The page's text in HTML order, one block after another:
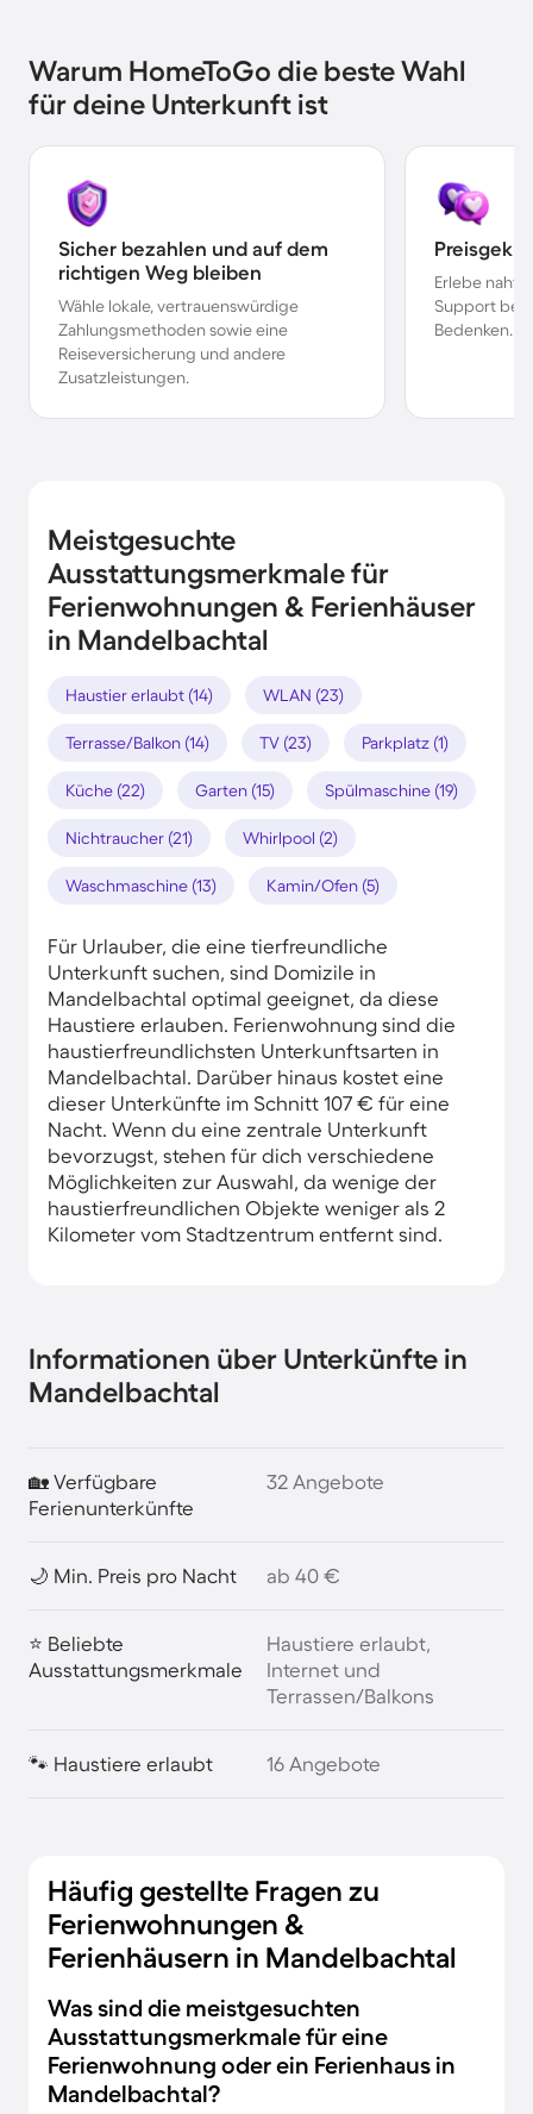
Warum HomeToGo die beste Wahl
für deine Unterkunft ist
Sicher bezahlen und auf dem
richtigen Weg bleiben
Wähle lokale, vertrauenswürdige
Zahlungsmethoden sowie eine
Reiseversicherung und andere
Zusatzleistungen.
Erlebe
Support bei
Bedenken.
Meistgesuchte
Ausstattungsmerkmale für
Ferienwohnungen & Ferienhäuser
in Mandelbachtal
Haustier erlaubt (14) WLAN (23)
Terrasse/Balkon (14) TV (23) Parkplatz (1)
Küche (22) Garten (15) Spülmaschine (19)
Nichtraucher (21) Whirlpool (2)
Waschmaschine (13) Kamin/Ofen (5)
Für Urlauber, die eine tierfreundliche
Unterkunft suchen, sind Domizile in
Mandelbachtal optimal geeignet, da diese
Haustiere erlauben. Ferienwohnung sind die
haustierfreundlichsten Unterkunftsarten in
Mandelbachtal. Darüber hinaus kostet eine
dieser Unterkünfte im Schnitt 107 € für eine
Nacht. Wenn du eine zentrale Unterkunft
bevorzugst, stehen für dich verschiedene
Möglichkeiten zur Auswahl, da wenige der
haustierfreundlichen Objekte weniger als 2
Kilometer vom Stadtzentrum entfernt sind.
Informationen über Unterkünfte in
Mandelbachtal
🏡 Verfügbare
Ferienunterkünfte
32 Angebote
🌙 Min. Preis pro Nacht ab 40 €
⭐ Beliebte
Ausstattungsmerkmale
Haustiere erlaubt,
Internet und
Terrassen/Balkons
🐾 Haustiere erlaubt 16 Angebote
Häufig gestellte Fragen zu
Ferienwohnungen &
Ferienhäusern in Mandelbachtal
Was sind die meistgesuchten
Ausstattungsmerkmale für eine
Ferienwohnung oder ein Ferienhaus in
Mandelbachtal?